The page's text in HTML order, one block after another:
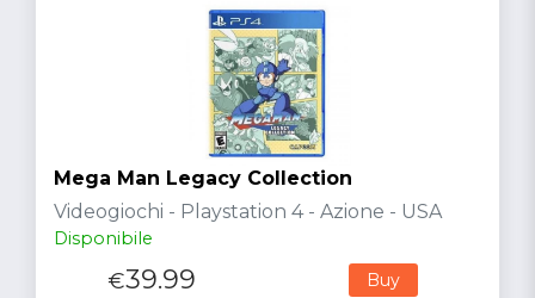
Mega Man Legacy Collection
Videogiochi - Playstation 4 - Azione - USA
Disponibile
€39.99 Buy